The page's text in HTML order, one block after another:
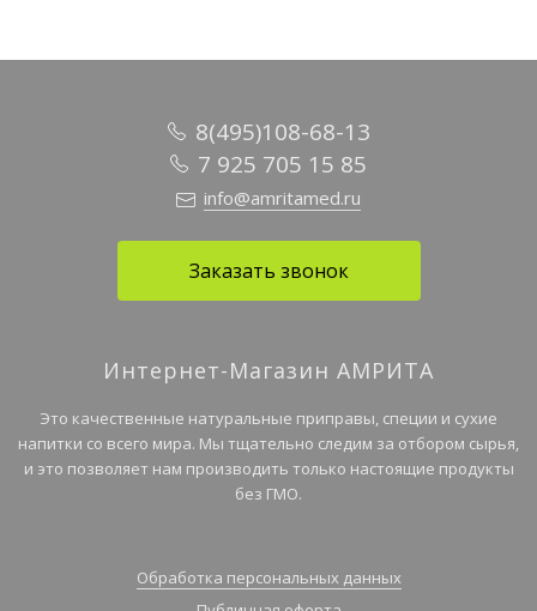
8(495)108-68-13
7 925 705 15 85
info@amritamed.ru
Заказать звонок
Интернет-Магазин АМРИТА
Это качественные натуральные приправы, специи и сухие
напитки со всего мира. Мы тщательно следим за отбором сырья,
и это позволяет нам производить только настоящие продукты
без ГМО.
Обработка персональных данных